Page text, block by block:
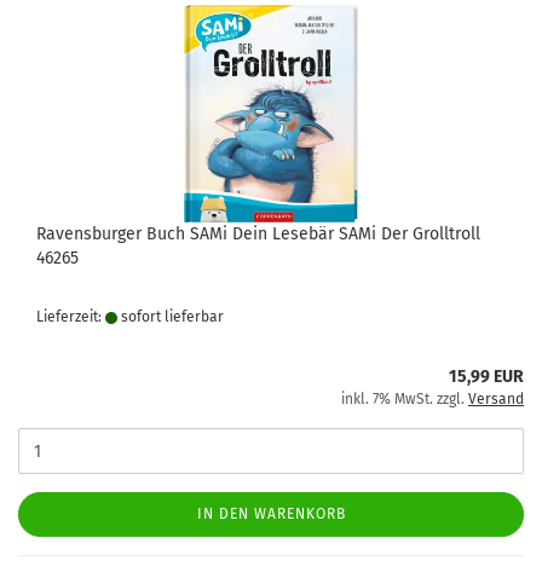
Ravensburger Buch SAMi Dein Lesebär SAMi Der Grolltroll
46265
Lieferzeit: sofort lie­fer­bar
15,99 EUR
inkl. 7% MwSt. zzgl. Versand
IN DEN WARENKORB